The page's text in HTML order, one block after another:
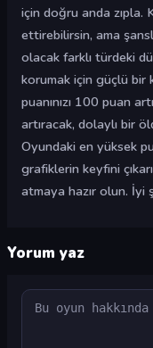
için doğru anda zıpla.
ettirebilirsin, ama
olacak farklı türdeki
korumak için güçlü bir
puanınızı 100 puan
artıracak, dolaylı bir
Oyundaki en yüksek
grafiklerin keyfini
atmaya hazır olun. İyi
Yorum yaz
Yorum